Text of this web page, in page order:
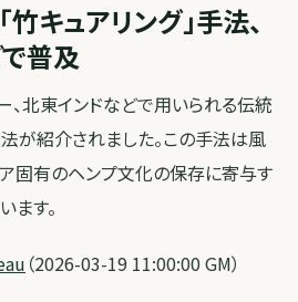
キュアリング」手法、
で普及
、北東インドなどで用いられる伝統
法が紹介されました。この手法は風
固有のヘンプ文化の保存に寄与す
ます。
（2026-03-19 11:00:00 GM）